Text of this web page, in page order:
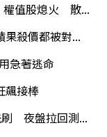
權值股熄火 散...
果殺價都被對...
急著逃命
飆接棒
刷 夜盤拉回測...